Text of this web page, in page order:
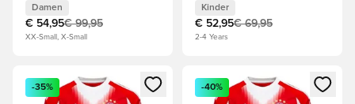
Damen
€ 54,95€ 99,95
XX-Small, X-Small
Kinder
€ 52,95€ 69,95
2-4 Years
Öffnet ein Fenster zum Anmelden oder Registrieren als
-35%
Öffnet ein Fenster zum
-40%